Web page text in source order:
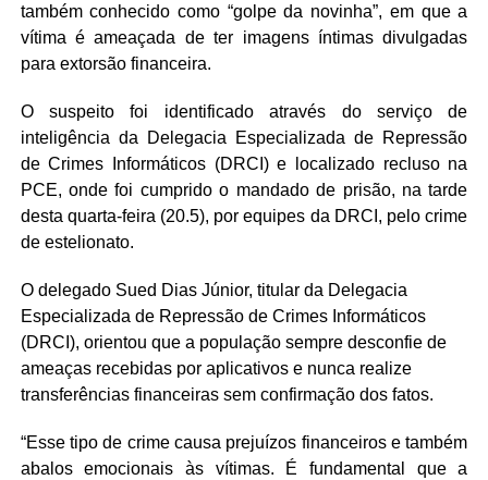
também conhecido como “golpe da novinha”, em que a
vítima é ameaçada de ter imagens íntimas divulgadas
para extorsão financeira.
O suspeito foi identificado através do serviço de
inteligência da Delegacia Especializada de Repressão
de Crimes Informáticos (DRCI) e localizado recluso na
PCE, onde foi cumprido o mandado de prisão, na tarde
desta quarta-feira (20.5), por equipes da DRCI, pelo crime
de estelionato.
O delegado Sued Dias Júnior, titular da Delegacia
Especializada de Repressão de Crimes Informáticos
(DRCI), orientou que a população sempre desconfie de
ameaças recebidas por aplicativos e nunca realize
transferências financeiras sem confirmação dos fatos.
“Esse tipo de crime causa prejuízos financeiros e também
abalos emocionais às vítimas. É fundamental que a